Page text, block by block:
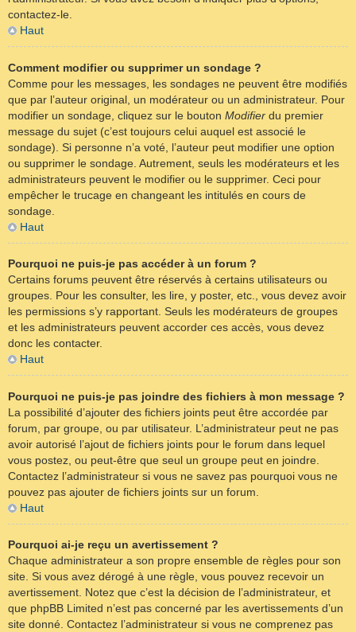
contactez-le.
Haut
Comment modifier ou supprimer un sondage ?
Comme pour les messages, les sondages ne peuvent être modifiés
que par l’auteur original, un modérateur ou un administrateur. Pour
modifier un sondage, cliquez sur le bouton Modifier du premier
message du sujet (c’est toujours celui auquel est associé le
sondage). Si personne n’a voté, l’auteur peut modifier une option
ou supprimer le sondage. Autrement, seuls les modérateurs et les
administrateurs peuvent le modifier ou le supprimer. Ceci pour
empêcher le trucage en changeant les intitulés en cours de
sondage.
Haut
Pourquoi ne puis-je pas accéder à un forum ?
Certains forums peuvent être réservés à certains utilisateurs ou
groupes. Pour les consulter, les lire, y poster, etc., vous devez avoir
les permissions s’y rapportant. Seuls les modérateurs de groupes
et les administrateurs peuvent accorder ces accès, vous devez
donc les contacter.
Haut
Pourquoi ne puis-je pas joindre des fichiers à mon message ?
La possibilité d’ajouter des fichiers joints peut être accordée par
forum, par groupe, ou par utilisateur. L’administrateur peut ne pas
avoir autorisé l’ajout de fichiers joints pour le forum dans lequel
vous postez, ou peut-être que seul un groupe peut en joindre.
Contactez l’administrateur si vous ne savez pas pourquoi vous ne
pouvez pas ajouter de fichiers joints sur un forum.
Haut
Pourquoi ai-je reçu un avertissement ?
Chaque administrateur a son propre ensemble de règles pour son
site. Si vous avez dérogé à une règle, vous pouvez recevoir un
avertissement. Notez que c’est la décision de l’administrateur, et
que phpBB Limited n’est pas concerné par les avertissements d’un
site donné. Contactez l’administrateur si vous ne comprenez pas